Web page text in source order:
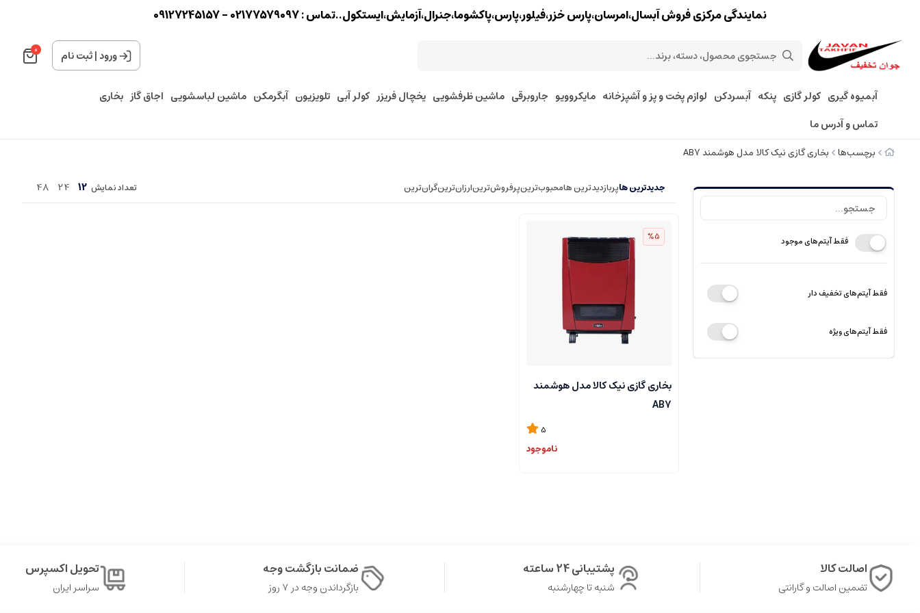
نمایندگی مرکزی فروش آبسال،امرسان،پارس خزر،فیلور،پارس،پاکشوما،جنرال،آزمایش،ایستکول..تماس : 02177579097 - 09127245157
ورود|ثبت نام 0
آبمیوه گیری کولر گازی پنکه آبسردکن لوازم پخت و پز و آشپزخانه مایکروویو جاروبرقی ماشین ظرفشویی یخچال فریزر کولر آبی تلویزیون آبگرمکن ماشین لباسشویی اجاق گاز بخاری
تماس و آدرس ما
برچسب‌ها بخاری گازی نیک کالا مدل هوشمند AB7
فقط آیتم‌های موجود
فقط آیتم‌های تخفیف دار
فقط آیتم‌های ویژه
جدیدترین هاپربازدیدترین هامحبوب‌‌ترینپرفروش‌ترینارزان‌ترینگران‌ترین تعداد نمایش 12
24
48
%5
بخاری گازی نیک کالا مدل هوشمند
AB7
5
ناموجود
اصالت کالا
تضمین اصالت و گارانتی
پشتیبانی 24 ساعته
شنبه تا چهارشنبه
ضمانت بازگشت وجه
بازگرداندن وجه در ۷ روز
تحویل اکسپرس
سراسر ایران